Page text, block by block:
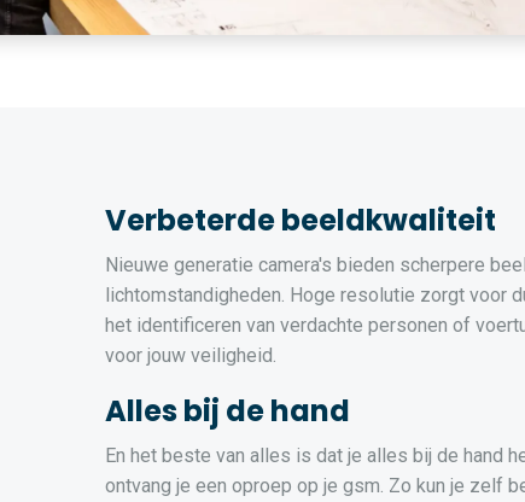
Verbeterde beeldkwaliteit
Nieuwe generatie camera's bieden scherpere
lichtomstandigheden. Hoge resolutie zorgt voor
het identificeren van verdachte personen of
voor jouw veiligheid.
Alles bij de hand
En het beste van alles is dat je alles bij de hand
ontvang je een oproep op je gsm. Zo kun je zelf